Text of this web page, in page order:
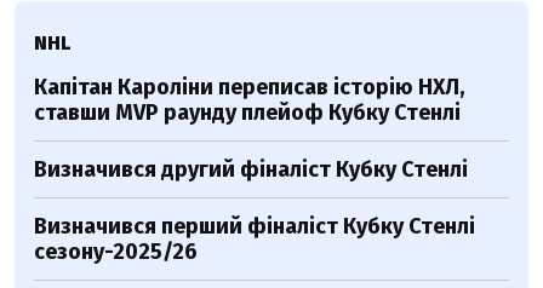
NHL
Капітан Кароліни переписав історію НХЛ,
ставши MVP раунду плейоф Кубку Стенлі
Визначився другий фіналіст Кубку Стенлі
Визначився перший фіналіст Кубку Стенлі
сезону-2025/26